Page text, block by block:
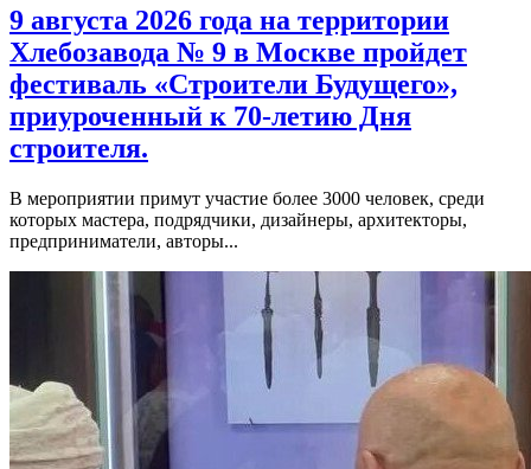
9 августа 2026 года на территории
Хлебозавода № 9 в Москве пройдет
фестиваль «Строители Будущего»,
приуроченный к 70-летию Дня
строителя.
В мероприятии примут участие более 3000 человек, среди
которых мастера, подрядчики, дизайнеры, архитекторы,
предприниматели, авторы...